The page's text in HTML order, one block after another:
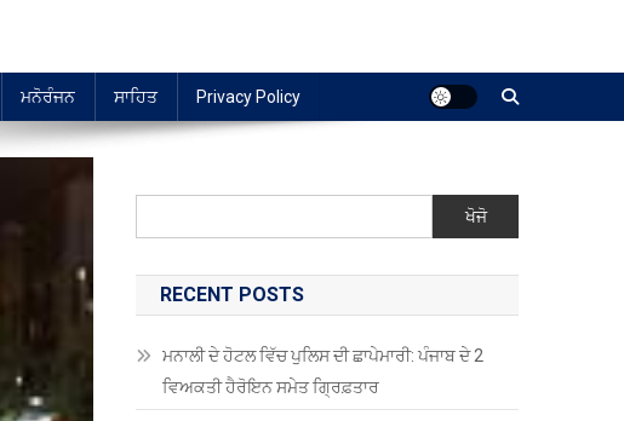
ਮਨੋਰੰਜਨ ਸਾਹਿਤ Privacy Policy
ਖੋਜੋ
RECENT POSTS
ਮਨਾਲੀ ਦੇ ਹੋਟਲ ਵਿੱਚ ਪੁਲਿਸ ਦੀ ਛਾਪੇਮਾਰੀ: ਪੰਜਾਬ ਦੇ 2
ਵਿਅਕਤੀ ਹੈਰੋਇਨ ਸਮੇਤ ਗ੍ਰਿਫ਼ਤਾਰ